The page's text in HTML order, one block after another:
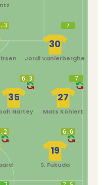
7
30
Jordi Vanlerberghe
7
27
Mats Köhlert
6.3
35
Nartey
6.6
19
S. Fukuda